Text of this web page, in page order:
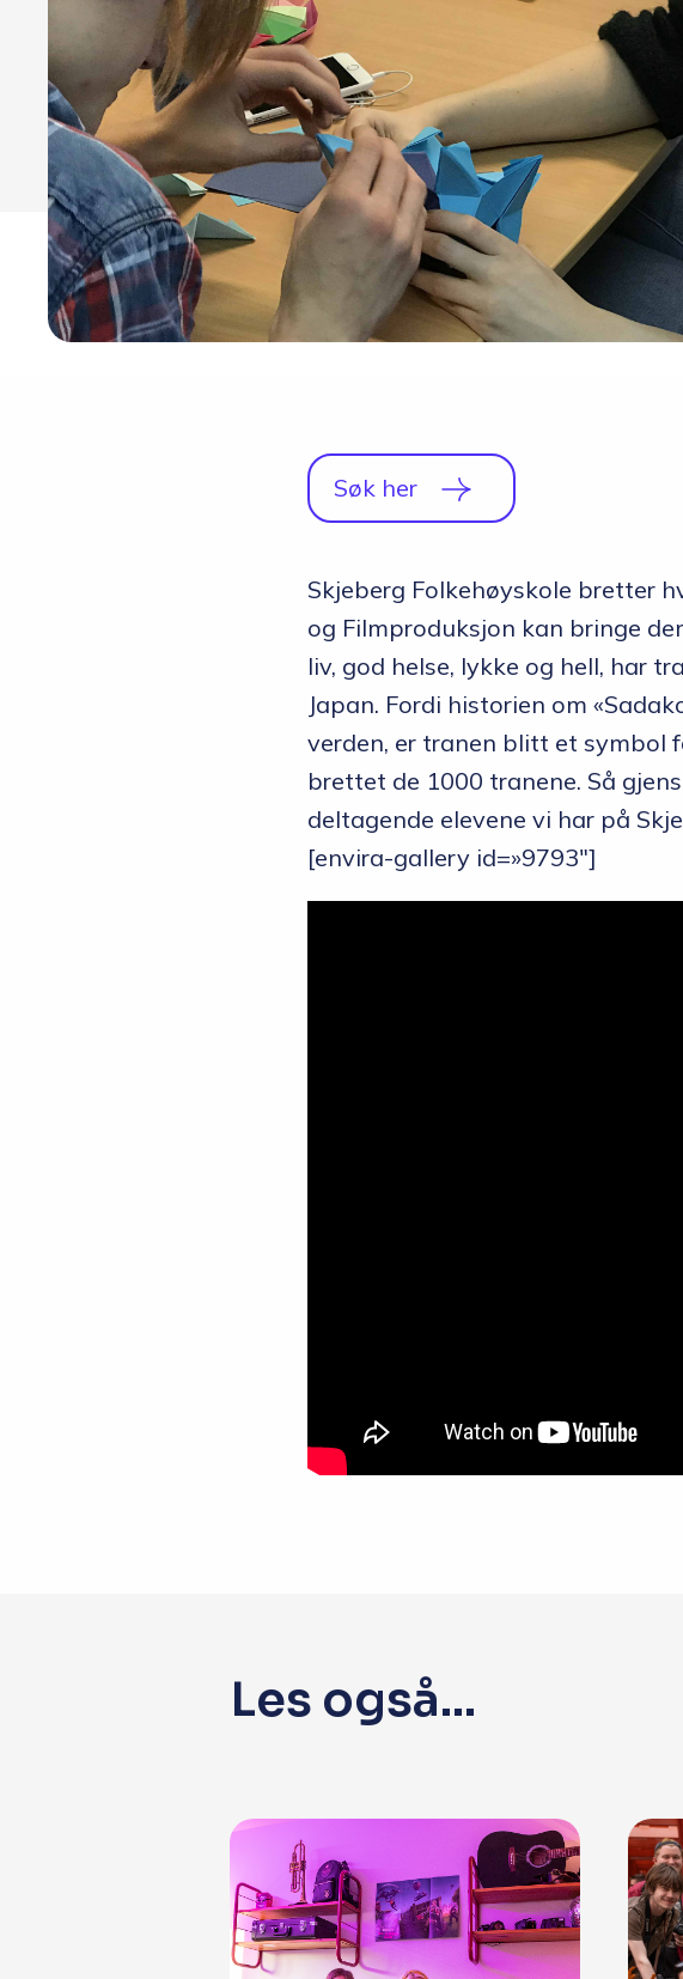
Radio, TV og Innholdsproduksjon
Sportsjournalistikk og idrett
Halvårskurs
Tilrettelagt linje
Foto og Japan
Om
Radio
Søk her
Skjeberg Folkehøyskole bretter
og Filmproduksjon kan bringe
liv, god helse, lykke og hell, har
Japan. Fordi historien om
verden, er tranen blitt et symbol
brettet de 1000 tranene. Så
deltagende elevene vi har på
[envira-gallery id=»9793″]
Les også...